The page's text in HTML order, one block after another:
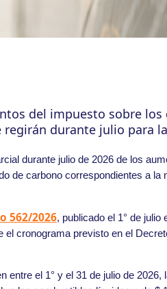
del impuesto sobre
durante julio para
durante julio de 2026 de los
de carbono correspondientes a la
562/2026, publicado el 1° de
cronograma previsto en el
entre el 1° y el 31 de julio de